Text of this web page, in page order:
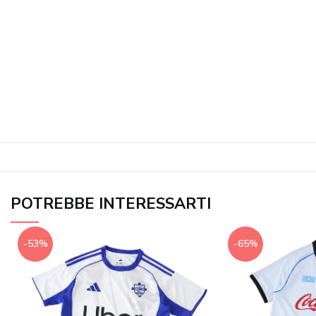
POTREBBE INTERESSARTI
-53% -65%